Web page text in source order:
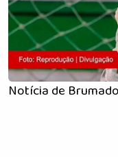
Notícia de